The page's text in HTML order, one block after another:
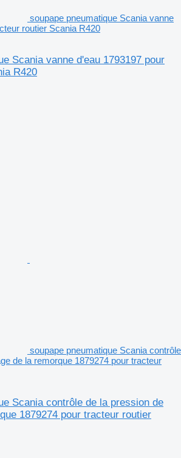
soupape pneumatique Scania vanne
routier Scania R420
Scania vanne d'eau 1793197 pour
R420
soupape pneumatique Scania contrôle
de la remorque 1879274 pour tracteur
Scania contrôle de la pression de
1879274 pour tracteur routier